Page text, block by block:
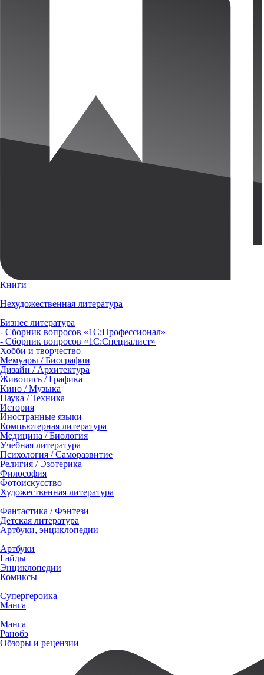
Книги
Нехудожественная литература
Бизнес литература
- Сборник вопросов «1С:Профессионал»
- Сборник вопросов «1С:Специалист»
Хобби и творчество
Мемуары / Биографии
Дизайн / Архитектура
Живопись / Графика
Кино / Музыка
Наука / Техника
История
Иностранные языки
Компьютерная литература
Медицина / Биология
Учебная литература
Психология / Саморазвитие
Религия / Эзотерика
Философия
Фотоискусство
Художественная литература
Фантастика / Фэнтези
Детская литература
Артбуки, энциклопедии
Артбуки
Гайды
Энциклопедии
Комиксы
Супергероика
Манга
Манга
Ранобэ
Обзоры и рецензии